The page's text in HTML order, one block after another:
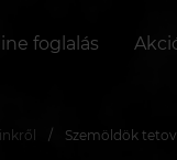
foglalás
Szemöldök